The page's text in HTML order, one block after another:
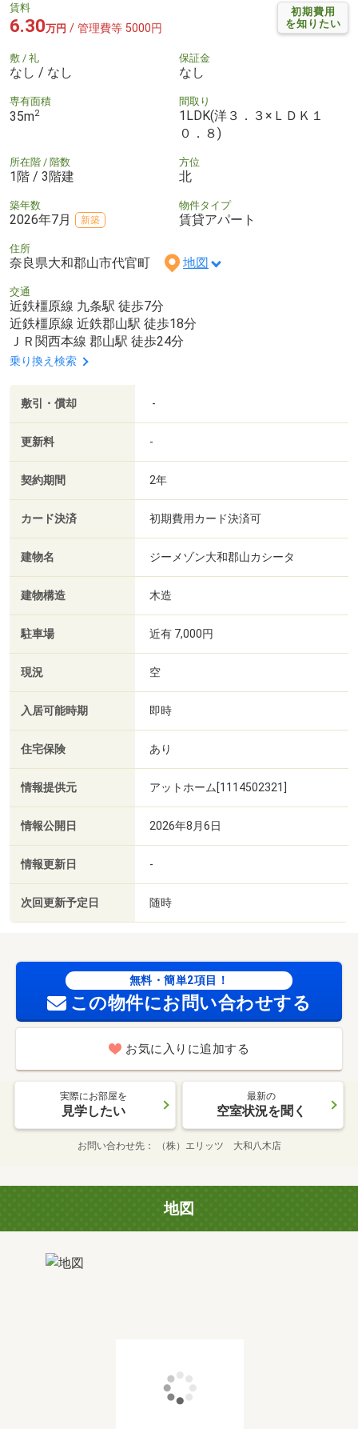
初期費用
を知りたい
賃料
6.30万円 / 管理費等 5000円
敷 / 礼
なし / なし
保証金
なし
専有面積
35m2
間取り
1LDK(洋３．３×ＬＤＫ１
０．８)
所在階 / 階数
1階 / 3階建
方位
北
築年数
2026年7月 新築
物件タイプ
賃貸アパート
住所
奈良県大和郡山市代官町 地図
交通
近鉄橿原線 九条駅 徒歩7分
近鉄橿原線 近鉄郡山駅 徒歩18分
ＪＲ関西本線 郡山駅 徒歩24分
乗り換え検索
敷引・償却 -
更新料 -
契約期間 2年
カード決済 初期費用カード決済可
建物名 ジーメゾン大和郡山カシータ
建物構造 木造
駐車場 近有 7,000円
現況 空
入居可能時期 即時
住宅保険 あり
情報提供元 アットホーム[1114502321]
情報公開日 2026年8月6日
情報更新日 -
次回更新予定日 随時
無料・簡単2項目！
この物件にお問い合わせする
お気に入りに追加する
実際にお部屋を
見学したい
最新の
空室状況を聞く
お問い合わせ先 （株）エリッツ 大和八木店
地図